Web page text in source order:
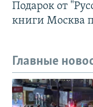
Подарок от
книги Москва
Главные